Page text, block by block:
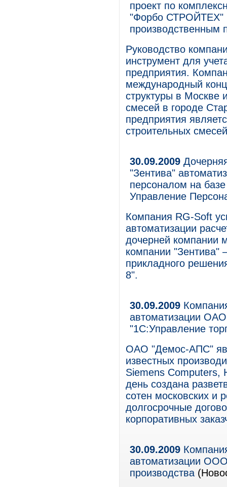
проект по
"Форбо СТРОЙТЕХ"
производственным
Руководство
инструмент для
предприятия.
международный
структуры в Москве
смесей в городе
предприятия
строительных
30.09.2009
"Зентива"
персоналом на
Управление
Компания RG-Soft
автоматизации
дочерней компании
компании
прикладного
8".
30.09.2009
автоматизации
"1С:Управление
ОАО "Демос-АПС"
известных
Siemens Computers,
день создана
сотен московских и
долгосрочные
корпоративных
30.09.2009
автоматизации
производства